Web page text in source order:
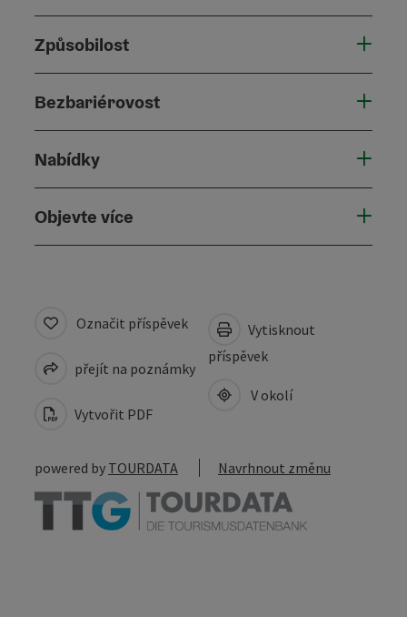
Způsobilost
Bezbariérovost
Nabídky
Objevte více
Označit příspěvek
přejít na poznámky
Vytvořit PDF
Vytisknout
příspěvek
V okolí
powered by TOURDATA Navrhnout změnu